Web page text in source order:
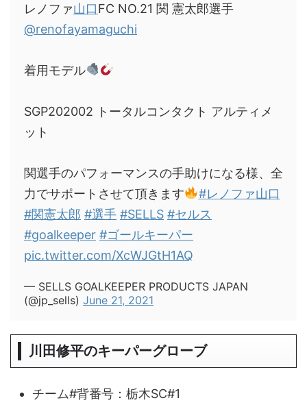
レノファ山口FC NO.21 関 憲太郎選手
@renofayamaguchi
着用モデル
SGP202002 トータルコンタクト アルティメ
ット
関選手のパフォーマンスの手助けになる様、全
力でサポートさせて頂きます
#レノファ山口
#関憲太郎 #選手 #SELLS #セルス
#goalkeeper #ゴールキーパー
pic.twitter.com/XcWJGtH1AQ
— SELLS GOALKEEPER PRODUCTS JAPAN
(@jp_sells) June 21, 2021
川田修平のキーパーグローブ
チーム#背番号：栃木SC#1